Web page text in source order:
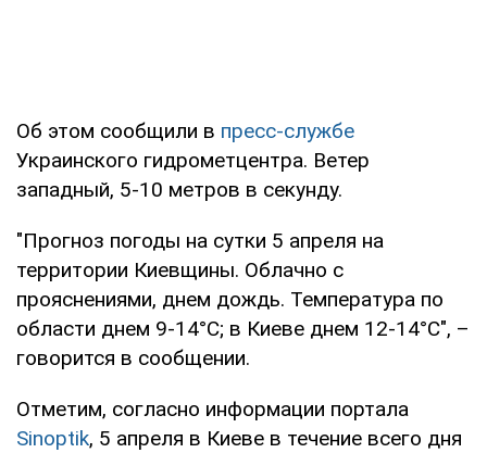
Об этом сообщили в пресс-службе
Украинского гидрометцентра. Ветер
западный, 5-10 метров в секунду.
"Прогноз погоды на сутки 5 апреля на
территории Киевщины. Облачно с
прояснениями, днем дождь. Температура по
области днем 9-14°С; в Киеве днем 12-14°С", –
говорится в сообщении.
Отметим, согласно информации портала
Sinoptik, 5 апреля в Киеве в течение всего дня